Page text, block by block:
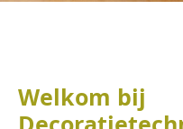
Welkom bij